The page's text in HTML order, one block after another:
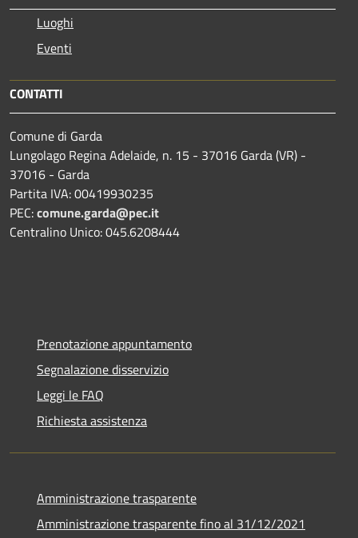
Luoghi
Eventi
CONTATTI
Comune di Garda
Lungolago Regina Adelaide, n. 15 - 37016 Garda (VR) -
37016 - Garda
Partita IVA: 00419930235
PEC:comune.garda@pec.it
Centralino Unico: 045.6208444
Prenotazione appuntamento
Segnalazione disservizio
Leggi le FAQ
Richiesta assistenza
Amministrazione trasparente
Amministrazione trasparente fino al 31/12/2021